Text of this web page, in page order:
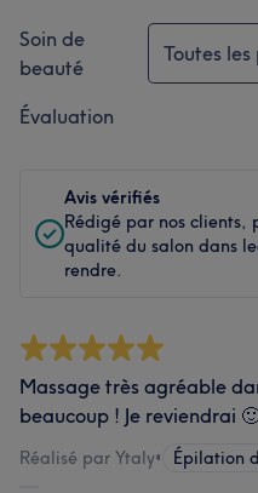
Soin de
beauté
Toutes
Évaluation
Avis vérifiés
Rédigé par nos clients,
qualité du salon dans
rendre.
Massage très agréable
beaucoup ! Je reviendrai
Réalisé par Ytaly• Épilation